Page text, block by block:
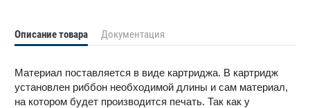
Описание товара Документация
Материал поставляется в виде картриджа. В картридж
установлен риббон необходимой длины и сам материал,
на котором будет производится печать. Так как у